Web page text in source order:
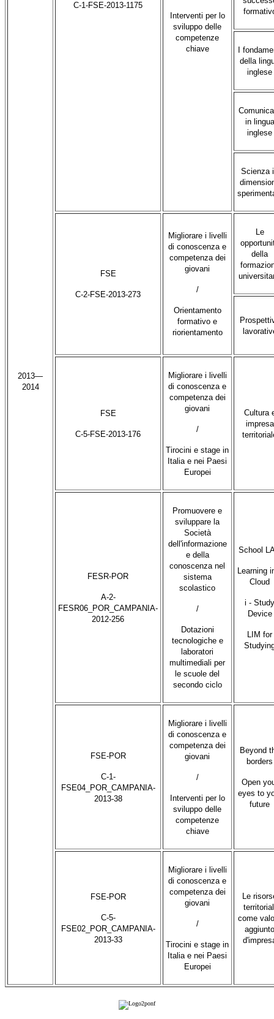
2013—
2014
C-1-FSE-2013-1175
Interventi per lo
sviluppo delle
competenze
chiave
I
della
inglese
in lingua
inglese
Scienza
FSE
C-2-FSE-2013-273
Migliorare i livelli
di conoscenza e
competenza dei
giovani
/
Orientamento
formativo e
riorientamento
Le
della
FSE
C-5-FSE-2013-176
Migliorare i livelli
di conoscenza e
competenza dei
giovani
/
Tirocini e stage in
Italia e nei Paesi
Europei
Cultura
impresa
FESR-POR
A-2-
FESR06_POR_CAMPANIA-
2012-256
Promuovere e
sviluppare la
Società
dell'informazione
e della
conoscenza nel
sistema
scolastico
/
Dotazioni
tecnologiche e
laboratori
multimediali per
le scuole del
secondo ciclo
School
Learning
Cloud
i - Study
Device
LIM for
FSE-POR
C-1-
FSE04_POR_CAMPANIA-
2013-38
Migliorare i livelli
di conoscenza e
competenza dei
giovani
/
Interventi per lo
sviluppo delle
competenze
chiave
Beyond
borders
Open
eyes to
future
FSE-POR
C-5-
FSE02_POR_CAMPANIA-
2013-33
Migliorare i livelli
di conoscenza e
competenza dei
giovani
/
Tirocini e stage in
Italia e nei Paesi
Europei
Le
come
aggiunto